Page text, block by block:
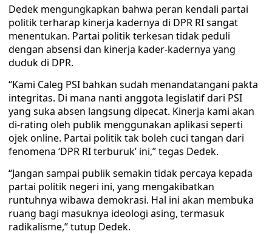
Dedek mengungkapkan bahwa peran kendali partai
politik terharap kinerja kadernya di DPR RI sangat
menentukan. Partai politik terkesan tidak peduli
dengan absensi dan kinerja kader-kadernya yang
duduk di DPR.
“Kami Caleg PSI bahkan sudah menandatangani pakta
integritas. Di mana nanti anggota legislatif dari PSI
yang suka absen langsung dipecat. Kinerja kami akan
di-rating oleh publik menggunakan aplikasi seperti
ojek online. Partai politik tak boleh cuci tangan dari
fenomena ‘DPR RI terburuk’ ini,” tegas Dedek.
“Jangan sampai publik semakin tidak percaya kepada
partai politik negeri ini, yang mengakibatkan
runtuhnya wibawa demokrasi. Hal ini akan membuka
ruang bagi masuknya ideologi asing, termasuk
radikalisme,” tutup Dedek.